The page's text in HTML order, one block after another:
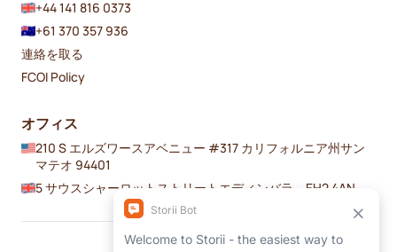
+44 141 816 0373
+61 370 357 936
連絡を取る
FCOI Policy
オフィス
210 S エルズワースアベニュー #317 カリフォルニア州サン
マテオ 94401
5 サウスシャーロットストリートエディンバラ、EH2 4AN